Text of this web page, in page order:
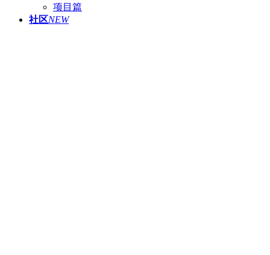
项目篇
社区NEW